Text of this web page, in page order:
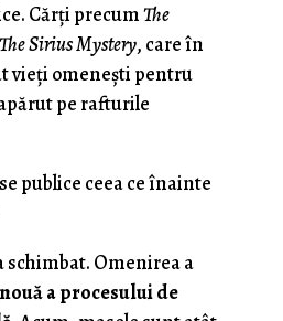
Cărți precumThe
The Sirius Mystery, care în
vieți omenești pentru
pe rafturile
publice ceea ce înainte
schimbat. Omenirea a
a procesului de